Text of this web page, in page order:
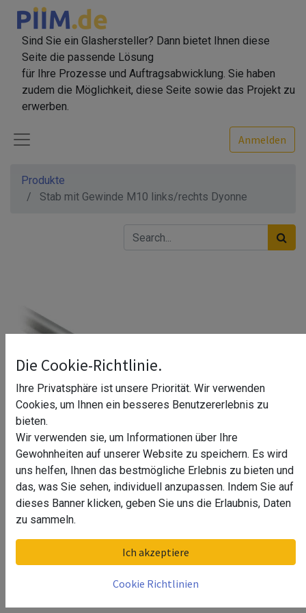
Sind Sie ein Glashersteller? Dann bietet Ihnen diese
Seite die passende Lösung
für Ihre Prozesse und Auftragsabwicklung. Sie haben
zudem die Möglichkeit, diese Seite sowie das Projekt zu
erwerben.
Anmelden
Produkte
Stab mit Gewinde M10 links/rechts Dyonne
Stab mit Gewinde M10 links/rechts
Dyonne
Die Cookie-Richtlinie.
Ihre Privatsphäre ist unsere Priorität. Wir verwenden
Cookies, um Ihnen ein besseres Benutzererlebnis zu
bieten.
Wir verwenden sie, um Informationen über Ihre
Gewohnheiten auf unserer Website zu speichern. Es wird
uns helfen, Ihnen das bestmögliche Erlebnis zu bieten und
das, was Sie sehen, individuell anzupassen. Indem Sie auf
dieses Banner klicken, geben Sie uns die Erlaubnis, Daten
zu sammeln.
Ich akzeptiere
Cookie Richtlinien